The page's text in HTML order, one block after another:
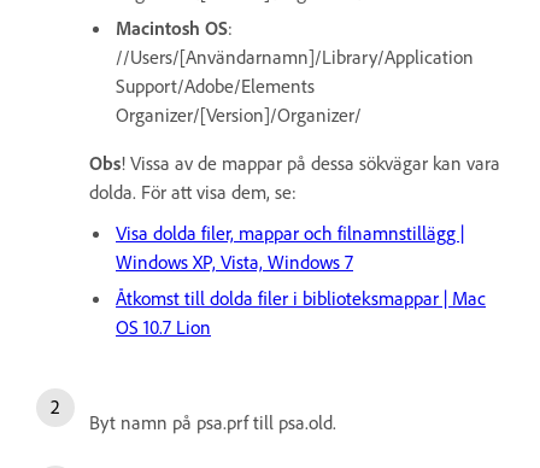
Macintosh OS:
//Users/[Användarnamn]/Library/Application
Support/Adobe/Elements
Organizer/[Version]/Organizer/
Obs! Vissa av de mappar på dessa sökvägar kan vara
dolda. För att visa dem, se:
Visa dolda filer, mappar och filnamnstillägg |
Windows XP, Vista, Windows 7
Åtkomst till dolda filer i biblioteksmappar | Mac
OS 10.7 Lion
Byt namn på psa.prf till psa.old.